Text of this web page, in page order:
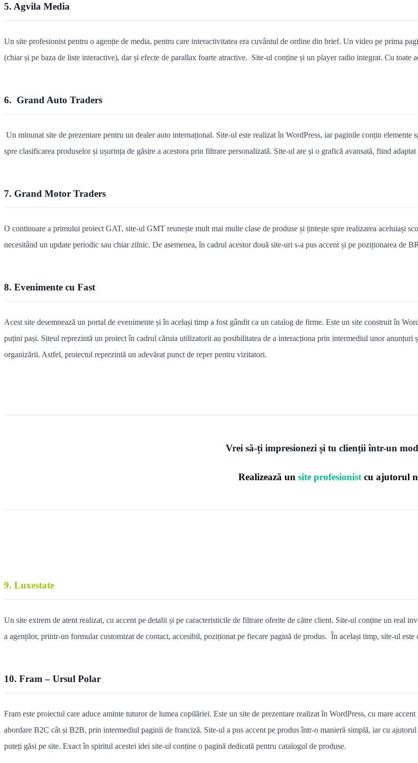
5. Agvila Media
Un site profesionist pentru o agenție de media, pentru care interactivitatea era cuvântul de ordine din brief. Un video pe prima
(chiar și pe baza de liste interactive), dar și efecte de parallax foarte atractive. Site-ul conține și un player radio integrat. Cu toate
6. Grand Auto Traders
Un minunat site de prezentare pentru un dealer auto internațional. Site-ul este realizat în WordPress, iar paginile conțin
spre clasificarea produselor și ușurința de găsire a acestora prin filtrare personalizată. Site-ul are și o grafică avansată, fiind
7. Grand Motor Traders
O continuare a primului proiect GAT, site-ul GMT reunește mult mai multe clase de produse și țintește spre realizarea aceluiași
necesitând un update periodic sau chiar zilnic. De asemenea, în cadrul acestor două site-uri s-a pus accent și pe poziționarea de
8. Evenimente cu Fast
Acest site desemnează un portal de evenimente și în același timp a fost gândit ca un catalog de firme. Este un site construit în
puțini pași. Siteul reprezintă un proiect în cadrul căruia utilizatorii au posibilitatea de a interacționa prin intermediul unor
organizării. Astfel, proiectul reprezintă un adevărat punct de reper pentru vizitatori.
Vrei să-ți impresionezi și tu clienții într-un
Realizează un site profesionist cu ajutorul
9. Luxestate
Un site extrem de atent realizat, cu accent pe detalii și pe caracteristicile de filtrare oferite de către client. Site-ul conține un real
a agenților, printr-un formular customizat de contact, accesibil, poziționat pe fiecare pagină de produs. În același timp, site-ul este
10. Fram – Ursul Polar
Fram este proiectul care aduce aminte tuturor de lumea copilăriei. Este un site de prezentare realizat în WordPress, cu mare
abordare B2C cât și B2B, prin intermediul paginii de franciză. Site-ul a pus accent pe produs într-o manieră simplă, iar cu
puteți găsi pe site. Exact în spiritul acestei idei site-ul conține o pagină dedicată pentru catalogul de produse.